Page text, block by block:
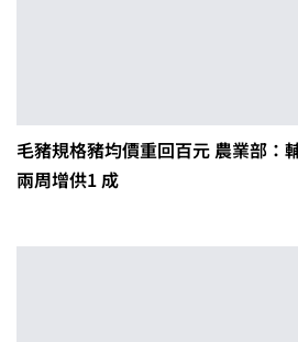
毛豬規格豬均價重回百元 農業部
兩周增供1 成